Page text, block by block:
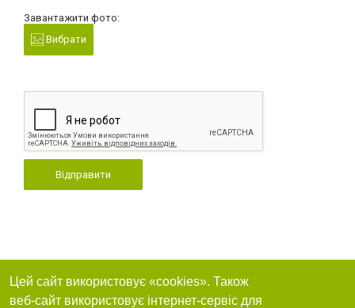
Завантажити фото:
Вибрати
Відправити
Цей сайт використовує «cookies». Також
веб-сайт використовує інтернет-сервіс для